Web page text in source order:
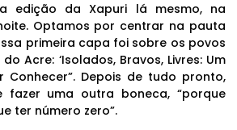
edição da Xapuri lá mesmo, na
Optamos por centrar na pauta
primeira capa foi sobre os povos
Acre: ‘Isolados, Bravos, Livres: Um
Conhecer”. Depois de tudo pronto,
fazer uma outra boneca, “porque
ter número zero”.